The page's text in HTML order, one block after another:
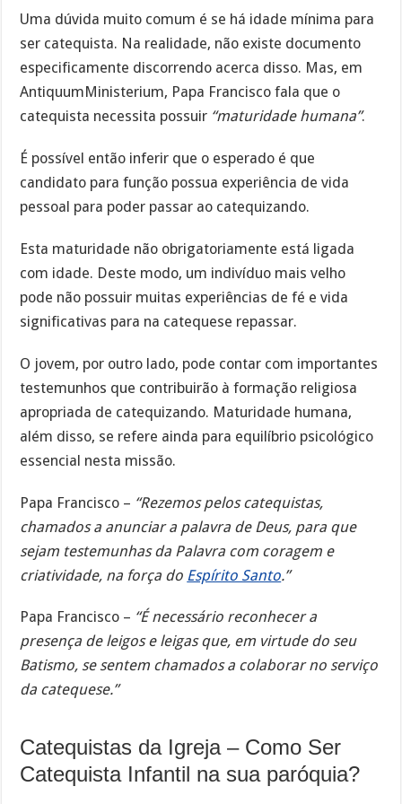
Uma dúvida muito comum é se há idade mínima para
ser catequista. Na realidade, não existe documento
especificamente discorrendo acerca disso. Mas, em
AntiquumMinisterium, Papa Francisco fala que o
catequista necessita possuir “maturidade humana”.
É possível então inferir que o esperado é que
candidato para função possua experiência de vida
pessoal para poder passar ao catequizando.
Esta maturidade não obrigatoriamente está ligada
com idade. Deste modo, um indivíduo mais velho
pode não possuir muitas experiências de fé e vida
significativas para na catequese repassar.
O jovem, por outro lado, pode contar com importantes
testemunhos que contribuirão à formação religiosa
apropriada de catequizando. Maturidade humana,
além disso, se refere ainda para equilíbrio psicológico
essencial nesta missão.
Papa Francisco – “Rezemos pelos catequistas,
chamados a anunciar a palavra de Deus, para que
sejam testemunhas da Palavra com coragem e
criatividade, na força do Espírito Santo.”
Papa Francisco – “É necessário reconhecer a
presença de leigos e leigas que, em virtude do seu
Batismo, se sentem chamados a colaborar no serviço
da catequese.”
Catequistas da Igreja – Como Ser
Catequista Infantil na sua paróquia?